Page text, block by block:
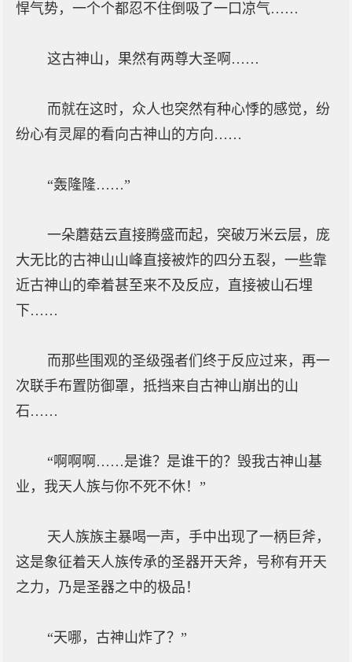
悍气势，一个个都忍不住倒吸了一口凉气……
这古神山，果然有两尊大圣啊……
而就在这时，众人也突然有种心悸的感觉，纷
纷心有灵犀的看向古神山的方向……
“轰隆隆……”
一朵蘑菇云直接腾盛而起，突破万米云层，庞
大无比的古神山山峰直接被炸的四分五裂，一些靠
近古神山的牵着甚至来不及反应，直接被山石埋
下……
而那些围观的圣级强者们终于反应过来，再一
次联手布置防御罩，抵挡来自古神山崩出的山
石……
“啊啊啊……是谁？是谁干的？毁我古神山基
业，我天人族与你不死不休！”
天人族族主暴喝一声，手中出现了一柄巨斧，
这是象征着天人族传承的圣器开天斧，号称有开天
之力，乃是圣器之中的极品！
“天哪，古神山炸了？”